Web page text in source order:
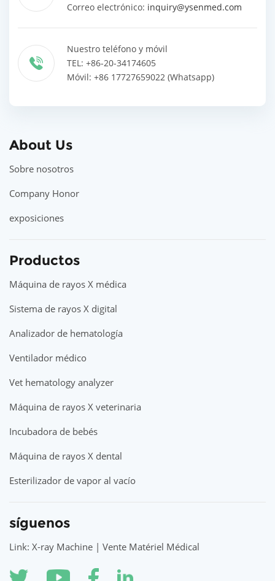
Correo electrónico: inquiry@ysenmed.com
Nuestro teléfono y móvil
TEL: +86-20-34174605
Móvil: +86 17727659022 (Whatsapp)
About Us
Sobre nosotros
Company Honor
exposiciones
Productos
Máquina de rayos X médica
Sistema de rayos X digital
Analizador de hematología
Ventilador médico
Vet hematology analyzer
Máquina de rayos X veterinaria
Incubadora de bebés
Máquina de rayos X dental
Esterilizador de vapor al vacío
síguenos
Link: X-ray Machine | Vente Matériel Médical